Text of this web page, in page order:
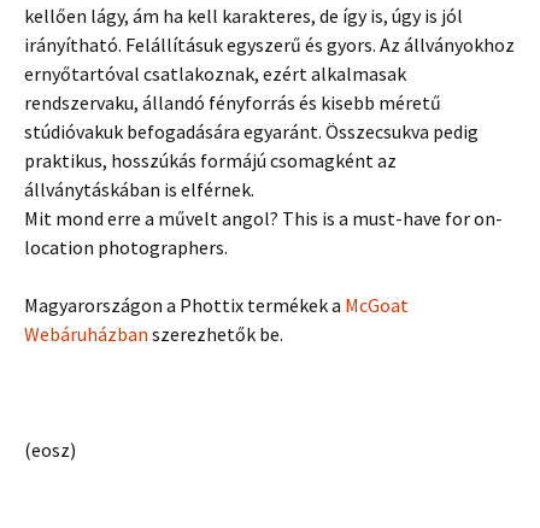
kellően lágy, ám ha kell karakteres, de így is, úgy is jól
irányítható. Felállításuk egyszerű és gyors. Az állványokhoz
ernyőtartóval csatlakoznak, ezért alkalmasak
rendszervaku, állandó fényforrás és kisebb méretű
stúdióvakuk befogadására egyaránt. Összecsukva pedig
praktikus, hosszúkás formájú csomagként az
állványtáskában is elférnek.
Mit mond erre a művelt angol? This is a must-have for on-
location photographers.
Magyarországon a Phottix termékek a McGoat
Webáruházban szerezhetők be.
(eosz)